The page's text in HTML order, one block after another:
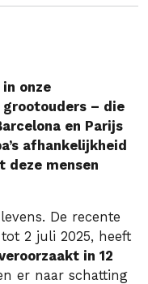
onze
grootouders – die
en Parijs
afhankelijkheid
deze mensen
De recente
2 juli 2025, heeft
in 12
er naar schatting